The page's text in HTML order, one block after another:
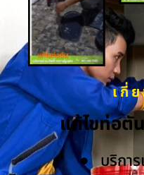
เกี่
แก้ไขท่อตั
บริกา